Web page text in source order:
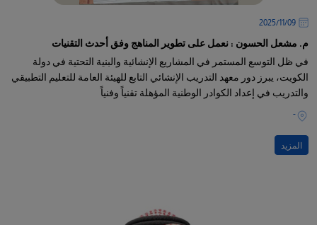
09‏/11‏/2025
م. مشعل الحسون : نعمل على تطوير المناهج وفق أحدث التقنيات
في ظل التوسع المستمر في المشاريع الإنشائية والبنية التحتية في دولة
الكويت، يبرز دور معهد التدريب الإنشائي التابع للهيئة العامة للتعليم التطبيقي
والتدريب في إعداد الكوادر الوطنية المؤهلة تقنياً وفنياً
-
المزيد